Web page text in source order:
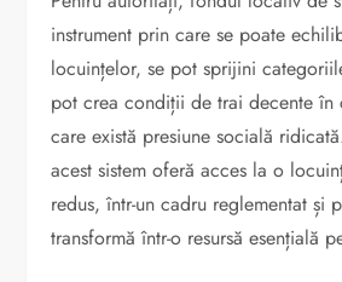
instrument prin care se poate
locuințelor, se pot sprijini
pot crea condiții de trai decente în
care există presiune socială
acest sistem oferă acces la o
redus, într-un cadru reglementat și
transformă într-o resursă esențială